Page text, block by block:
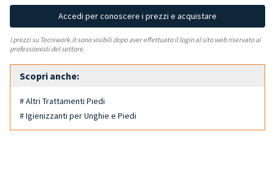
Accedi per conoscere i prezzi e acquistare
I prezzi su Tecniwork.it sono visibili dopo aver effettuato il login al sito web riservato ai
professionisti del settore.
Scopri anche:
# Altri Trattamenti Piedi
# Igienizzanti per Unghie e Piedi